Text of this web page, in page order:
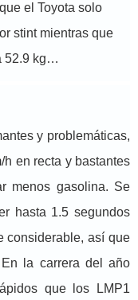
el Toyota solo
stint mientras que
52.9 kg…
y problemáticas,
en recta y bastantes
menos gasolina. Se
hasta 1.5 segundos
considerable, así que
la carrera del año
que los LMP1